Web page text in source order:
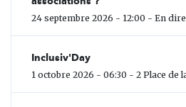
24 septembre 2026 - 12:00 - En
Inclusiv'Day
1 octobre 2026 - 06:30 - 2 Place de